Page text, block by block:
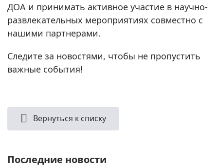
ДОА и принимать активное участие в научно-
развлекательных мероприятиях совместно с
нашими партнерами.
Следите за новостями, чтобы не пропустить
важные события!
Вернуться к списку
Последние новости